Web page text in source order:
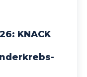
KNACK